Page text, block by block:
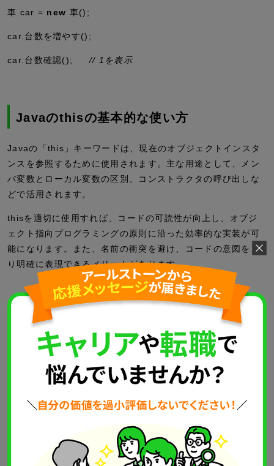
車 car = new 車();
car.台数を増やす();
car.台数確認(); // 1を表示
Javaのthisの基本的な使い方
Javaの「this」キーワードは、現在のオブジェクトインスタ
ンスを参照するために使用されます。主な用途として、メン
バ変数とローカル変数の区別、コンストラクタの呼び出しな
どで活用されます。
thisを適切に使用すれば、コードの可読性が向上し、オブジ
ェクト指向プログラミングの原則に沿った効率的な実装が可
能になります。また、名前の衝突を避け、コードの意図をよ
り明確に表現できるメリットがあります。
メンバ変数とローカル変数の使い方
thisキーワードは、メンバ変数とローカル変数の名前が同じ
場合に、両者を区別するために使用します。メソッドやコン
ストラクタ内で、thisを使ってメンバ変数を明示的に指定す
れば、ローカル変数との混同を避けられます。